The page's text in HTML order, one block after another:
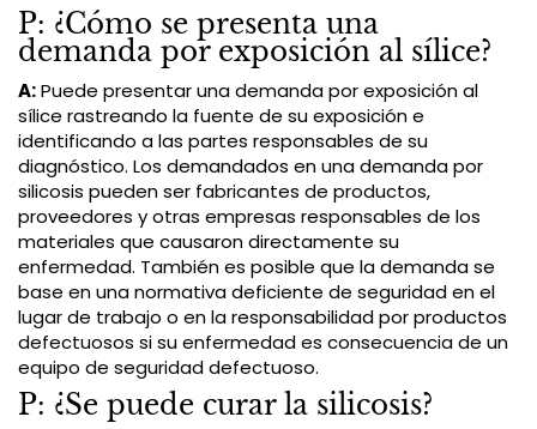
P: ¿Cómo se presenta una
demanda por exposición al sílice?
A:Puede presentar una demanda por exposición al
sílice rastreando la fuente de su exposición e
identificando a las partes responsables de su
diagnóstico. Los demandados en una demanda por
silicosis pueden ser fabricantes de productos,
proveedores y otras empresas responsables de los
materiales que causaron directamente su
enfermedad. También es posible que la demanda se
base en una normativa deficiente de seguridad en el
lugar de trabajo o en la responsabilidad por productos
defectuosos si su enfermedad es consecuencia de un
equipo de seguridad defectuoso.
P: ¿Se puede curar la silicosis?